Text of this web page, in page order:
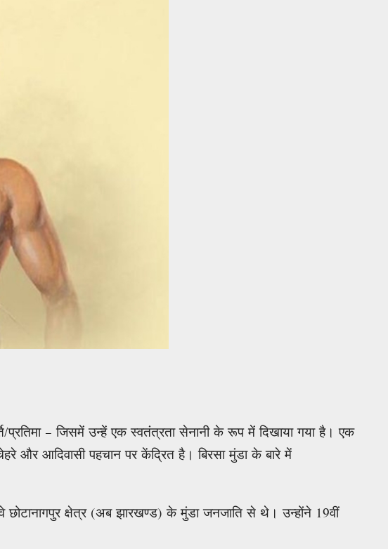
प्रतिमा – जिसमें उन्हें एक स्वतंत्रता सेनानी के रूप में दिखाया गया है। एक
और आदिवासी पहचान पर केंद्रित है। बिरसा मुंडा के बारे में
क्षेत्र (अब झारखण्ड) के मुंडा जनजाति से थे। उन्होंने 19वीं